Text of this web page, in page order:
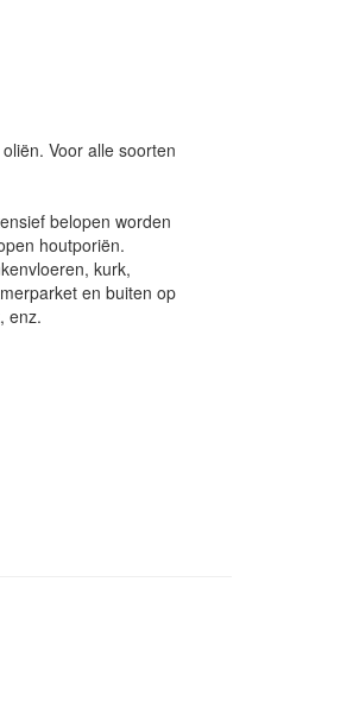
Voor alle soorten
belopen worden
houtporiën.
kurk,
en buiten op
enz.